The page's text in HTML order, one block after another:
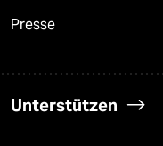
Presse
Unterstützen